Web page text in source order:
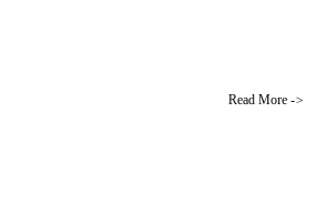
Read More ->